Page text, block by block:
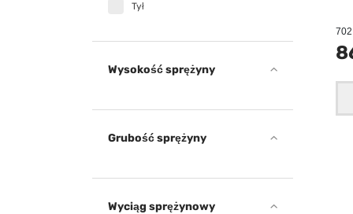
Tył
Wysokość sprężyny
Grubość sprężyny
Wyciąg sprężynowy
702